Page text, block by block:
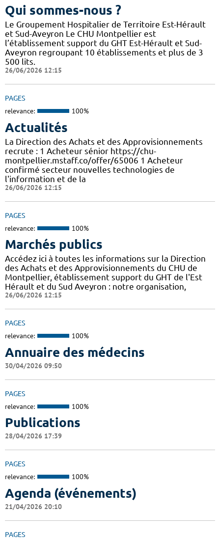
Qui sommes-nous ?
Le Groupement Hospitalier de Territoire Est-Hérault
et Sud-Aveyron Le CHU Montpellier est
l’établissement support du GHT Est-Hérault et Sud-
Aveyron regroupant 10 établissements et plus de 3
500 lits.
26/06/2026 12:15
PAGES
relevance: 100%
Actualités
La Direction des Achats et des Approvisionnements
recrute : 1 Acheteur sénior https://chu-
montpellier.mstaff.co/offer/65006 1 Acheteur
confirmé secteur nouvelles technologies de
l'information et de la
26/06/2026 12:15
PAGES
relevance: 100%
Marchés publics
Accédez ici à toutes les informations sur la Direction
des Achats et des Approvisionnements du CHU de
Montpellier, établissement support du GHT de l'Est
Hérault et du Sud Aveyron : notre organisation,
26/06/2026 12:15
PAGES
relevance: 100%
Annuaire des médecins
30/04/2026 09:50
PAGES
relevance: 100%
Publications
28/04/2026 17:39
PAGES
relevance: 100%
Agenda (événements)
21/04/2026 20:10
PAGES